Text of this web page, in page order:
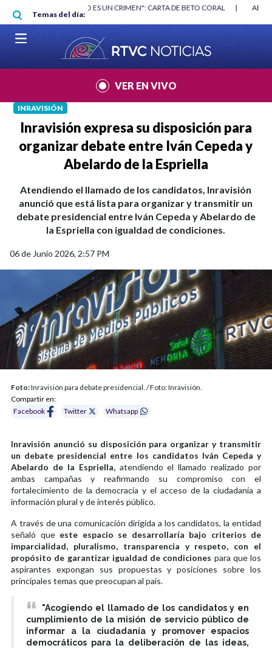
Pasar al contenido principal
Temas del día:
"HABLAR NO ES UN CRIMEN": CARTA DE BETO CORAL
VER EN VIVO
INRAVISIÓN
Inravisión expresa su disposición para
organizar debate entre Iván Cepeda y
Abelardo de la Espriella
Atendiendo el llamado de los candidatos, Inravisión
anunció que está lista para organizar y transmitir un
debate presidencial entre Iván Cepeda y Abelardo de
la Espriella con igualdad de condiciones.
06 de Junio 2026, 2:57 PM
Foto:Inravisión para debate presidencial. / Foto: Inravisión.
Compartir en:
Facebook
Twitter Whatsapp
Inravisión anunció su disposición para organizar y transmitir
un debate presidencial entre los candidatos Iván Cepeda y
Abelardo de la Espriella,atendiendo el llamado realizado por
ambas campañas y reafirmando su compromiso con el
fortalecimiento de la democracia y el acceso de la ciudadanía a
información plural y de interés público.
A través de una comunicación dirigida a los candidatos, la entidad
señaló queeste espacio se desarrollaría bajo criterios de
imparcialidad, pluralismo, transparencia y respeto, con el
propósito de garantizar igualdad de condiciones para que los
aspirantes expongan sus propuestas y posiciones sobre los
principales temas que preocupan al país.
"Acogiendo el llamado de los candidatos y en
cumplimiento de la misión de servicio público de
informar a la ciudadanía y promover espacios
democráticos para la deliberación de las ideas,